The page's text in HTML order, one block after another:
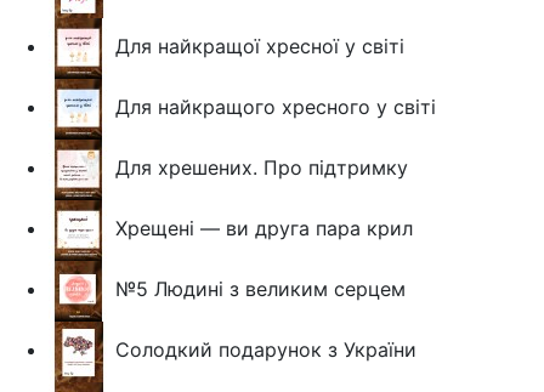
Для найкращої хресної у світі
Для найкращого хресного у світі
Для хрешених. Про підтримку
Хрещені — ви друга пара крил
№5 Людині з великим серцем
Солодкий подарунок з України